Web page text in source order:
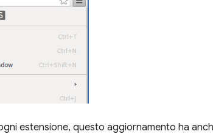
estensione, questo aggiornamento ha